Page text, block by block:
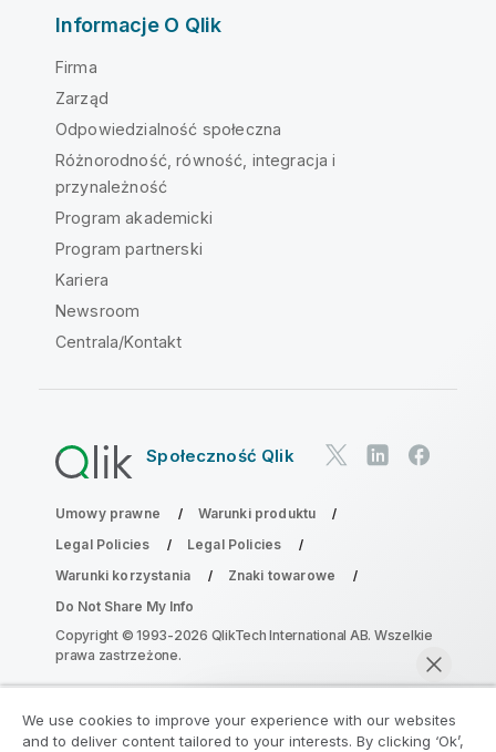
Informacje O Qlik
Firma
Zarząd
Odpowiedzialność społeczna
Różnorodność, równość, integracja i
przynależność
Program akademicki
Program partnerski
Kariera
Newsroom
Centrala/Kontakt
Społeczność Qlik
Umowy prawne
Warunki produktu
Legal Policies
Legal Policies
Warunki korzystania
Znaki towarowe
Do Not Share My Info
Copyright © 1993-2026 QlikTech International AB. Wszelkie
prawa zastrzeżone.
Dołącz do Programu Modernizacji
We use cookies to improve your experience with our websites
and to deliver content tailored to your interests. By clicking ‘Ok’,